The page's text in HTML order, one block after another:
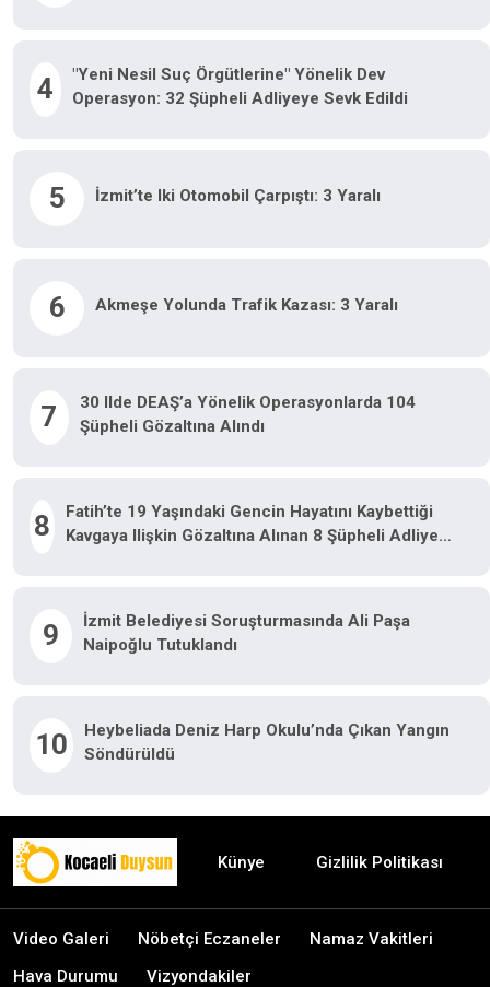
4
"Yeni Nesil Suç Örgütlerine" Yönelik Dev
Operasyon: 32 Şüpheli Adliyeye Sevk Edildi
5 İzmit’te Iki Otomobil Çarpıştı: 3 Yaralı
6 Akmeşe Yolunda Trafik Kazası: 3 Yaralı
7
30 Ilde DEAŞ’a Yönelik Operasyonlarda 104
Şüpheli Gözaltına Alındı
8
Fatih’te 19 Yaşındaki Gencin Hayatını Kaybettiği
Kavgaya Ilişkin Gözaltına Alınan 8 Şüpheli Adliyeye
9
İzmit Belediyesi Soruşturmasında Ali Paşa
Naipoğlu Tutuklandı
10
Heybeliada Deniz Harp Okulu’nda Çıkan Yangın
Söndürüldü
Künye Gizlilik Politikası
Video Galeri Nöbetçi Eczaneler
Namaz Vakitleri
Hava Durumu
Vizyondakiler